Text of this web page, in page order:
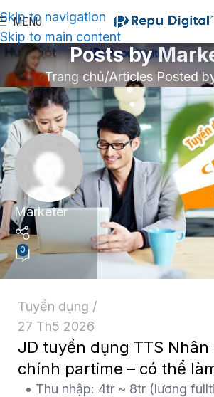
Skip to navigation
Skip to main content
MENU
Posts by
Trang chủ Articles Posted
Marketer
0
Tuyển dụng
27 Th5 2026
JD tuyển dụng TTS
chính partime – có thể
• Thu nhập: 4tr ~ 8tr (lương